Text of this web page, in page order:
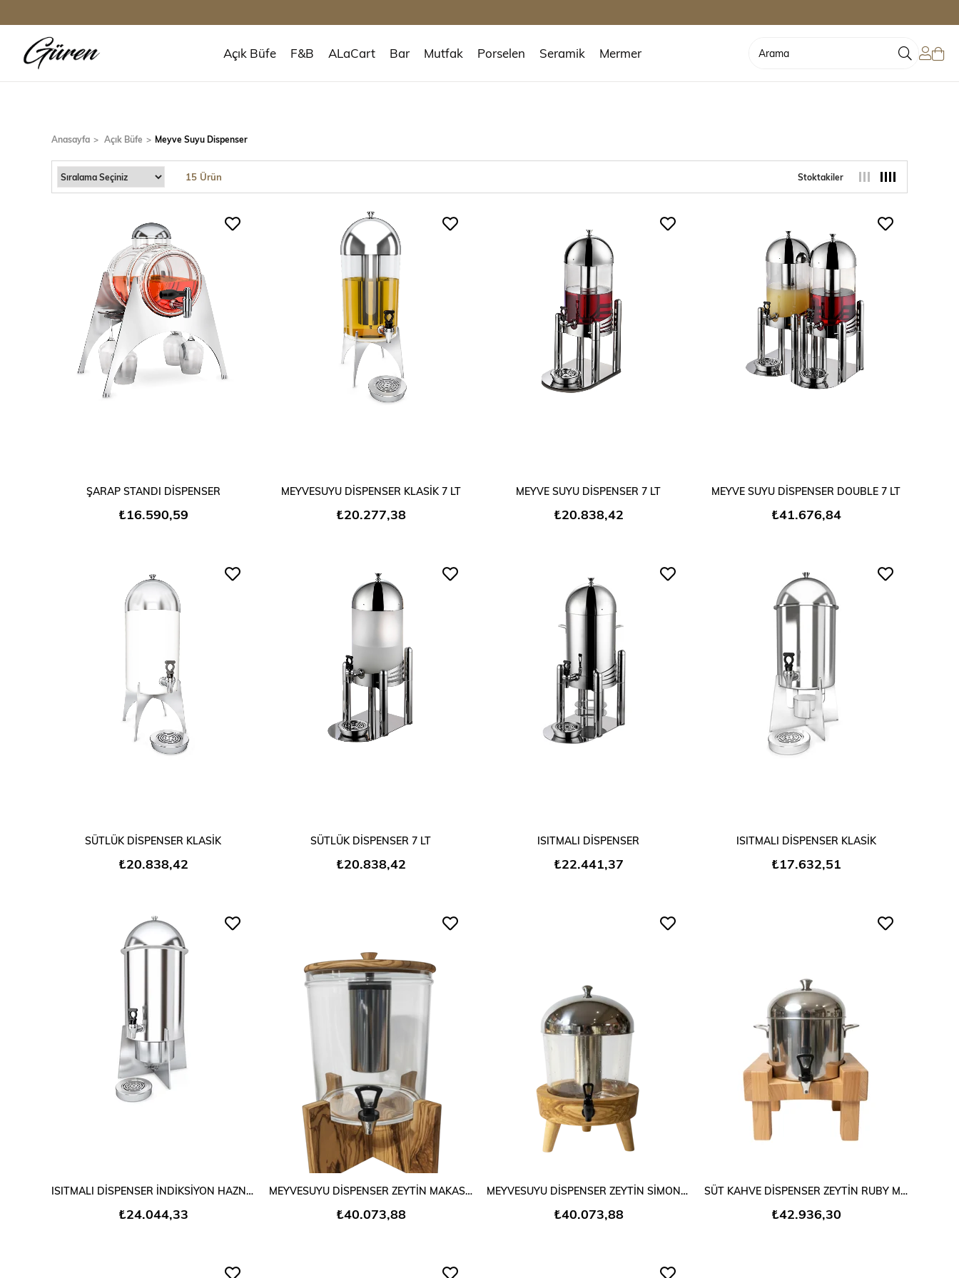
Açık Büfe F&B ALaCart Bar Mutfak Porselen Seramik Mermer
Anasayfa Açık Büfe Meyve Suyu Dispenser
Stoktakiler
15 Ürün
SEPETE EKLE
ŞARAP STANDI DİSPENSER
₺16.590,59
SEPETE EKLE
MEYVESUYU DİSPENSER KLASİK 7 LT
₺20.277,38
SEPETE EKLE
MEYVE SUYU DİSPENSER 7 LT
₺20.838,42
SEPETE EKLE
MEYVE SUYU DİSPENSER DOUBLE 7 LT
₺41.676,84
SEPETE EKLE
SÜTLÜK DİSPENSER KLASİK
₺20.838,42
SEPETE EKLE
SÜTLÜK DİSPENSER 7 LT
₺20.838,42
SEPETE EKLE
ISITMALI DİSPENSER
₺22.441,37
SEPETE EKLE
ISITMALI DİSPENSER KLASİK
₺17.632,51
SEPETE EKLE
ISITMALI DİSPENSER İNDİKSİYON HAZNELİ KLASİK 15 LT
₺24.044,33
SEPETE EKLE
MEYVESUYU DİSPENSER ZEYTİN MAKAS MODEL
₺40.073,88
SEPETE EKLE
MEYVESUYU DİSPENSER ZEYTİN SİMON MODEL
₺40.073,88
SÜT KAHVE DİSPENSER ZEYTİN RUBY MODEL
₺42.936,30